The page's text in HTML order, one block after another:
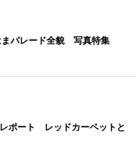
まパレード全貌 写真特集
ポート レッドカーペットと